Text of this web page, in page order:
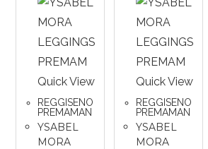
Quick View
REGGISENO
PREMAMAN
YSABEL
MORA
Quick View
REGGISENO
PREMAMAN
YSABEL
MORA